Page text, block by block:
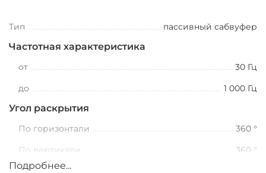
Тип пассивный сабвуфер
Частотная характеристика
от
30 Гц
до
1 000 Гц
Угол раскрытия
По горизонтали
360 °
По вертикали
360 °
Номинальная мощность
Подробнее...